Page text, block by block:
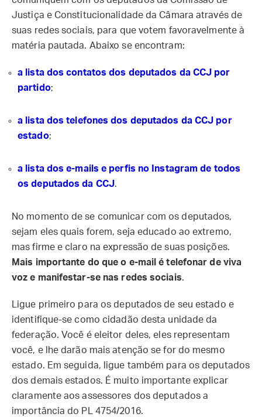
Justiça e Constitucionalidade da Câmara através de
suas redes sociais, para que votem favoravelmente à
matéria pautada. Abaixo se encontram:
a lista dos contatos dos deputados da CCJ por
partido;
a lista dos telefones dos deputados da CCJ por
estado;
a lista dos e-mails e perfis no Instagram de todos
os deputados da CCJ.
No momento de se comunicar com os deputados,
sejam eles quais forem, seja educado ao extremo,
mas firme e claro na expressão de suas posições.
Mais importante do que o e-mail é telefonar de viva
voz e manifestar-se nas redes sociais.
Ligue primeiro para os deputados de seu estado e
identifique-se como cidadão desta unidade da
federação. Você é eleitor deles, eles representam
você, e lhe darão mais atenção se for do mesmo
estado. Em seguida, ligue também para os deputados
dos demais estados. É muito importante explicar
claramente aos assessores dos deputados a
importância do PL 4754/2016.